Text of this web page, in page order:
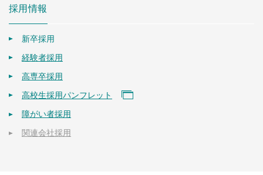
採用情報
新卒採用
経験者採用
高専卒採用
高校生採用パンフレット
障がい者採用
関連会社採用